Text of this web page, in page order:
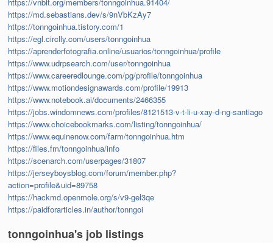
https://md.sebastians.dev/s/9nVbKzAy7
https://tonngoinhua.tistory.com/1
https://egl.circlly.com/users/tonngoinhua
https://aprenderfotografia.online/usuarios/tonngoinhua/profile
https://www.udrpsearch.com/user/tonngoinhua
https://www.careeredlounge.com/pg/profile/tonngoinhua
https://www.motiondesignawards.com/profile/19913
https://www.notebook.ai/documents/2466355
https://jobs.windomnews.com/profiles/8121513-v-t-li-u-xay-d-ng-santiago
https://www.choicebookmarks.com/listing/tonngoinhua/
https://www.equinenow.com/farm/tonngoinhua.htm
https://files.fm/tonngoinhua/info
https://scenarch.com/userpages/31807
https://jerseyboysblog.com/forum/member.php?
action=profile&uid=89758
https://hackmd.openmole.org/s/v9-gel3qe
https://paidforarticles.in/author/tonngoi
tonngoinhua's job listings